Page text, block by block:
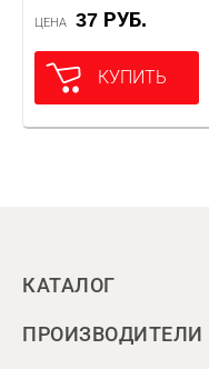
ЦЕНА 37 РУБ.
КУПИТЬ
КАТАЛОГ
ПРОИЗВОДИТЕЛИ